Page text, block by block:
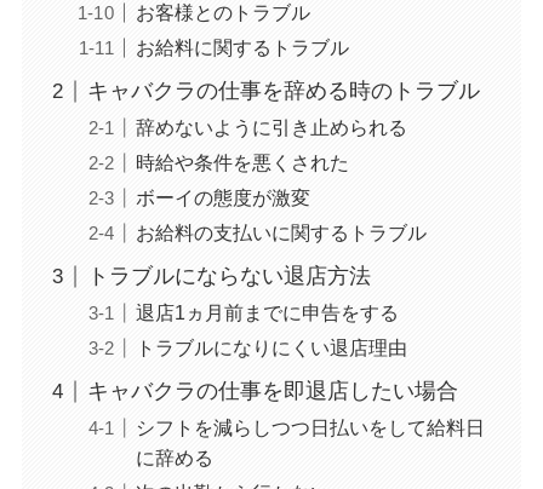
お客様とのトラブル
お給料に関するトラブル
キャバクラの仕事を辞める時のトラブル
辞めないように引き止められる
時給や条件を悪くされた
ボーイの態度が激変
お給料の支払いに関するトラブル
トラブルにならない退店方法
退店1ヵ月前までに申告をする
トラブルになりにくい退店理由
キャバクラの仕事を即退店したい場合
シフトを減らしつつ日払いをして給料日
に辞める